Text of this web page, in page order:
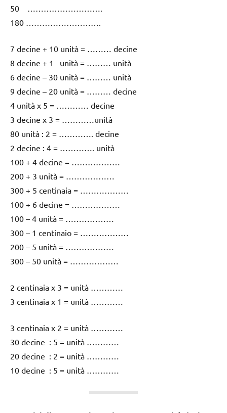
50 ……………………….
180 ……………………….
7 decine + 10 unità = ……… decine
8 decine + 1 unità = ……… unità
6 decine – 30 unità = ……… unità
9 decine – 20 unità = ……… decine
4 unità x 5 = ………… decine
3 decine x 3 = …………unità
80 unità : 2 = …………. decine
2 decine : 4 = …………. unità
100 + 4 decine = ………………
200 + 3 unità = ………………
300 + 5 centinaia = ………………
100 + 6 decine = ………………
100 – 4 unità = ………………
300 – 1 centinaio = ………………
200 – 5 unità = ………………
300 – 50 unità = ………………
2 centinaia x 3 = unità …………
3 centinaia x 1 = unità …………
3 centinaia x 2 = unità …………
30 decine : 5 = unità …………
20 decine : 2 = unità …………
10 decine : 5 = unità …………